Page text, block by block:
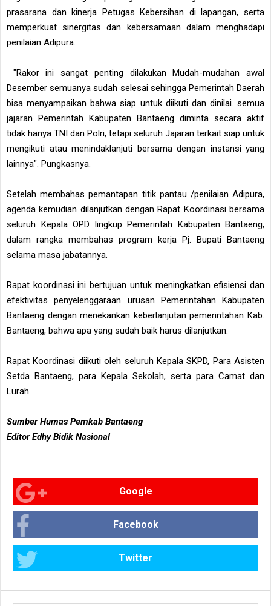
prasarana dan kinerja Petugas Kebersihan di lapangan, serta
memperkuat sinergitas dan kebersamaan dalam menghadapi
penilaian Adipura.
"Rakor ini sangat penting dilakukan Mudah-mudahan awal
Desember semuanya sudah selesai sehingga Pemerintah Daerah
bisa menyampaikan bahwa siap untuk diikuti dan dinilai. semua
jajaran Pemerintah Kabupaten Bantaeng diminta secara aktif
tidak hanya TNI dan Polri, tetapi seluruh Jajaran terkait siap untuk
mengikuti atau menindaklanjuti bersama dengan instansi yang
lainnya". Pungkasnya.
Setelah membahas pemantapan titik pantau /penilaian Adipura,
agenda kemudian dilanjutkan dengan Rapat Koordinasi bersama
seluruh Kepala OPD lingkup Pemerintah Kabupaten Bantaeng,
dalam rangka membahas program kerja Pj. Bupati Bantaeng
selama masa jabatannya.
Rapat koordinasi ini bertujuan untuk meningkatkan efisiensi dan
efektivitas penyelenggaraan urusan Pemerintahan Kabupaten
Bantaeng dengan menekankan keberlanjutan pemerintahan Kab.
Bantaeng, bahwa apa yang sudah baik harus dilanjutkan.
Rapat Koordinasi diikuti oleh seluruh Kepala SKPD, Para Asisten
Setda Bantaeng, para Kepala Sekolah, serta para Camat dan
Lurah.
Sumber Humas Pemkab Bantaeng
Editor Edhy Bidik Nasional
Google
Facebook
Twitter